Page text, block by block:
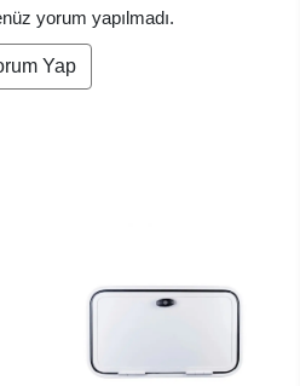
yorum yapılmadı.
Yap